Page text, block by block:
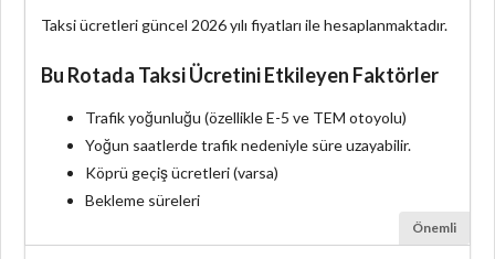
Taksi ücretleri güncel 2026 yılı fiyatları ile hesaplanmaktadır.
Bu Rotada Taksi Ücretini Etkileyen Faktörler
Trafik yoğunluğu (özellikle E-5 ve TEM otoyolu)
Yoğun saatlerde trafik nedeniyle süre uzayabilir.
Köprü geçiş ücretleri (varsa)
Bekleme süreleri
Önemli